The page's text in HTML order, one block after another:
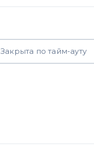
Закрыта по тайм-ауту